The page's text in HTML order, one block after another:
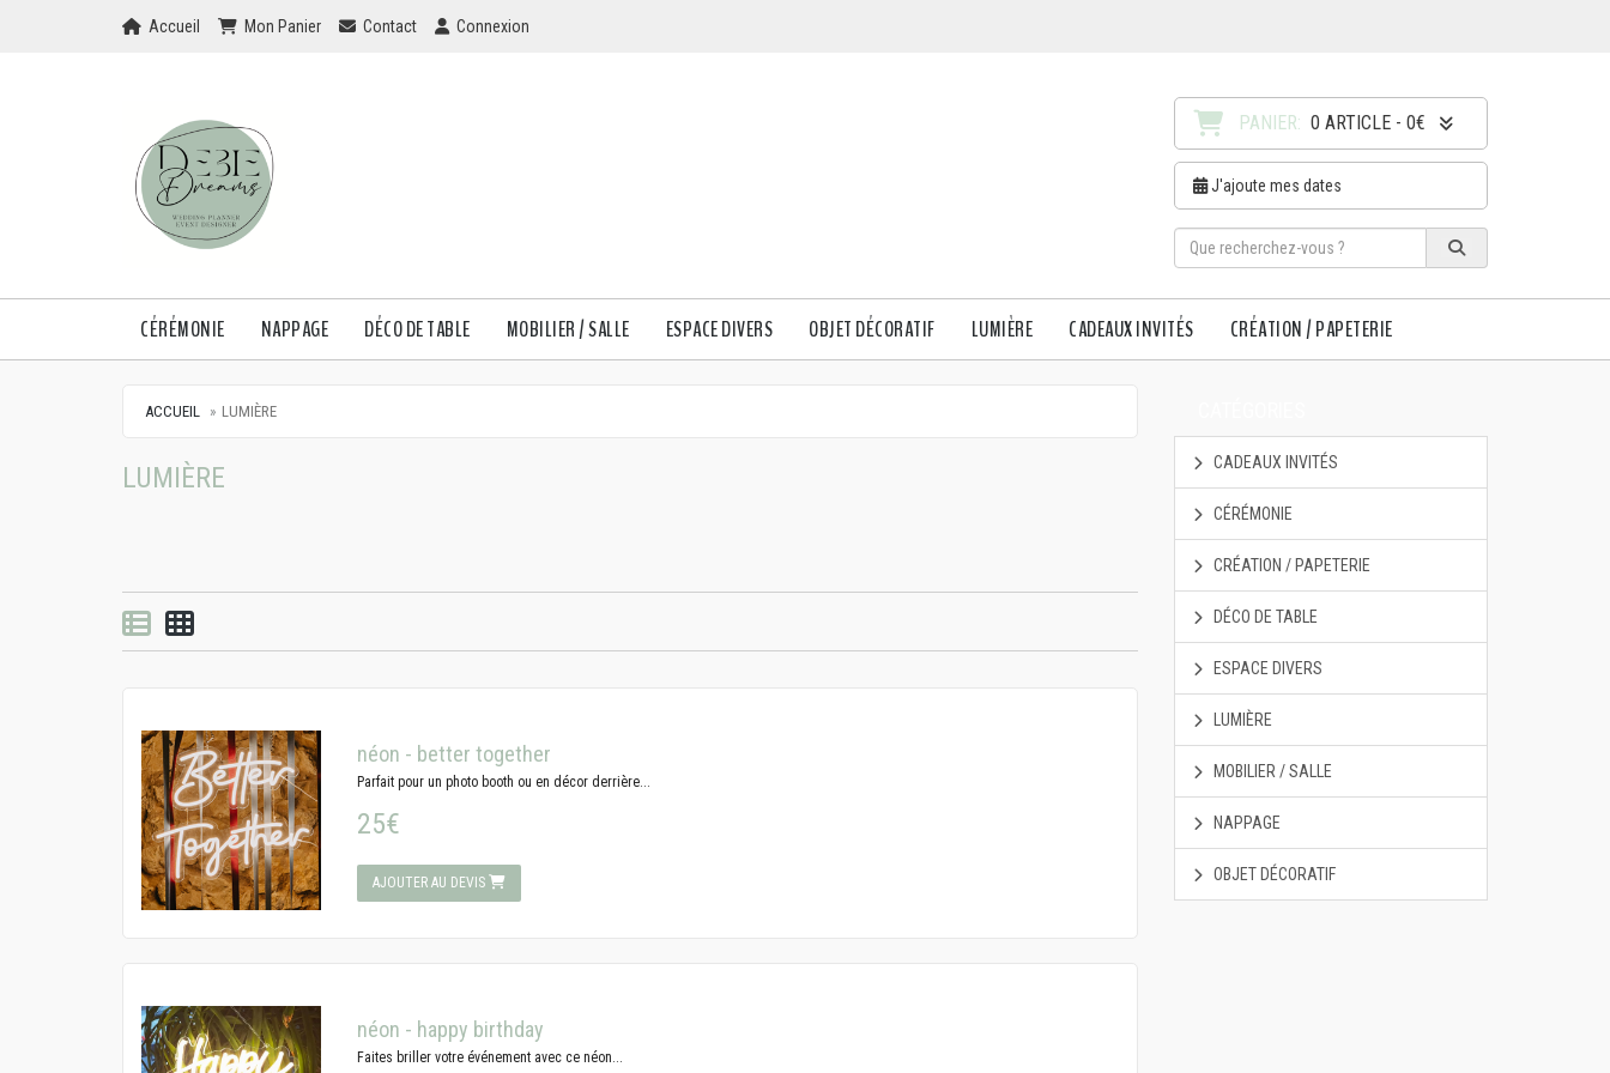
Home
Accueil Mon Panier
Mon Panier Checkout
Contact Checkout
Connexion
PANIER: 0 ARTICLE - 0€
J'ajoute mes dates
CÉRÉMONIE NAPPAGE DÉCO DE TABLE MOBILIER / SALLE ESPACE DIVERS OBJET DÉCORATIF LUMIÈRE CADEAUX INVITÉS CRÉATION / PAPETERIE
ACCUEIL LUMIÈRE
LUMIÈRE
Vue par liste
Vue par grille
néon - better together
Parfait pour un photo booth ou en décor derrière...
25€
AJOUTER AU DEVIS
néon - happy birthday
Faites briller votre événement avec ce néon...
CADEAUX INVITÉS
CÉRÉMONIE
CRÉATION / PAPETERIE
DÉCO DE TABLE
ESPACE DIVERS
LUMIÈRE
MOBILIER / SALLE
NAPPAGE
OBJET DÉCORATIF